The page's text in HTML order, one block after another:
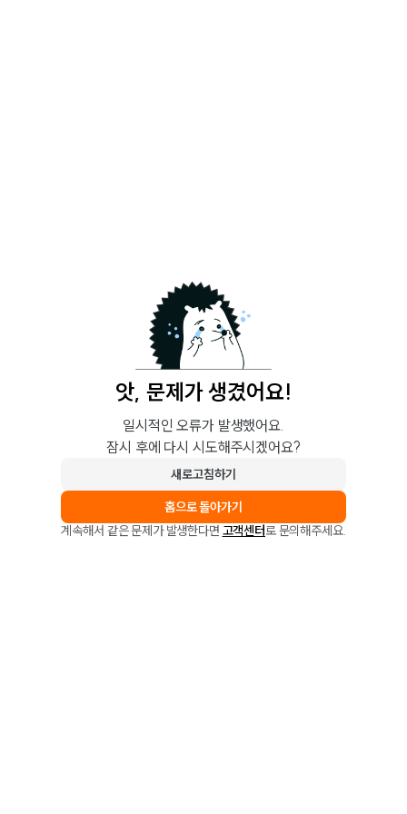
앗, 문제가 생겼어요!
일시적인 오류가 발생했어요.
잠시 후에 다시 시도해주시겠어요?
새로고침하기
홈으로 돌아가기
계속해서 같은 문제가 발생한다면 고객센터로 문의해주세요.